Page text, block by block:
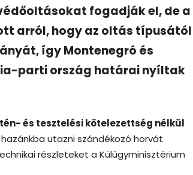
fogadják el, de a
arról, hogy az oltás típusától
így Montenegró és
parti ország határai nyíltak
és tesztelési kötelezettség nélkül
utazni szándékozó horvát
részleteket a Külügyminisztérium